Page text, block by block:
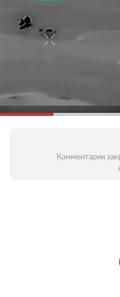
Комментарии